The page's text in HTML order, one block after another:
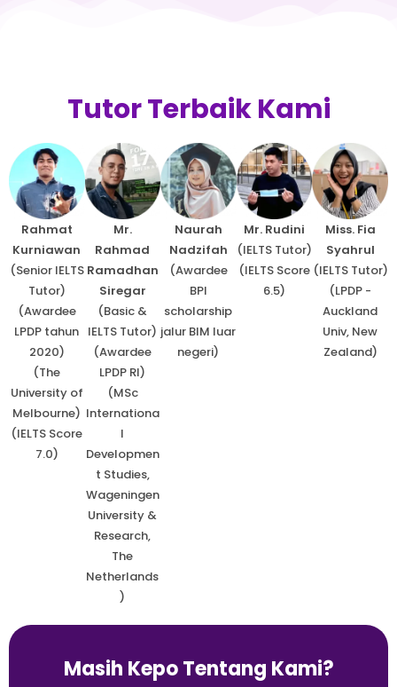
Tutor Terbaik Kami
Rahmat
Kurniawan
(Senior IELTS
Tutor)
(Awardee
LPDP tahun
2020)
(The
University of
Melbourne)
(IELTS Score
7.0)
Mr.
Rahmad
Ramadhan
Siregar
(Basic &
IELTS Tutor)
(Awardee
LPDP RI)
(MSc
Internationa
l
Developmen
t Studies,
Wageningen
University &
Research,
The
Netherlands
)
Naurah
Nadzifah
(Awardee
BPI
scholarship
jalur BIM luar
negeri)
Mr. Rudini
(IELTS Tutor)
(IELTS Score
6.5)
Miss. Fia
Syahrul
(IELTS Tutor)
(LPDP -
Auckland
Univ, New
Zealand)
Masih Kepo Tentang Kami?